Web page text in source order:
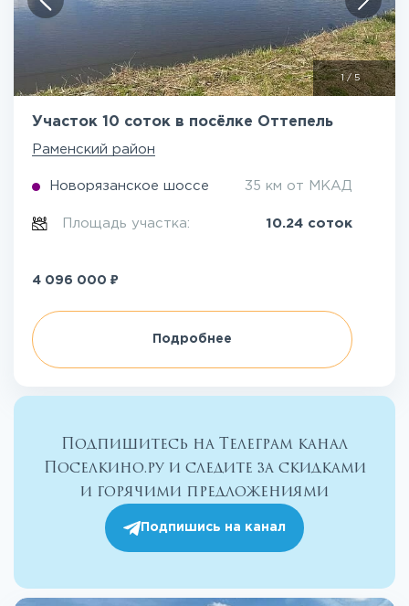
1/5
Участок 10 соток в посёлке Оттепель
Раменский район
Новорязанское шоссе 35 км от МКАД
Площадь участка: 10.24 соток
4 096 000 ₽
Подробнее
Подпишитесь на Телеграм канал
Поселкино.ру и следите за скидками
и горячими предложениями
Подпишись на канал